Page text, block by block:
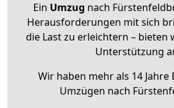
Ein Umzug nach
Herausforderungen mit sich
die Last zu erleichtern – bieten
Unterstützung
Wir haben mehr als 14
Umzügen nach